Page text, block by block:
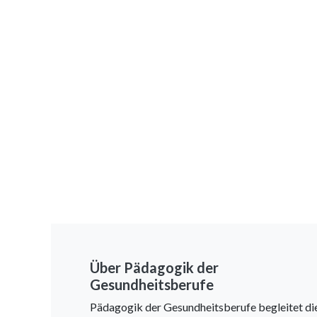
Über Pädagogik der
Gesundheitsberufe
Pädagogik der Gesundheitsberufe begleitet